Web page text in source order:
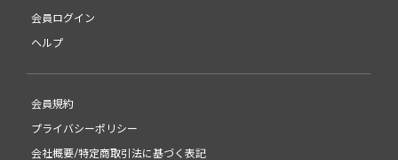
会員ログイン
ヘルプ
会員規約
プライバシーポリシー
会社概要/特定商取引法に基づく表記